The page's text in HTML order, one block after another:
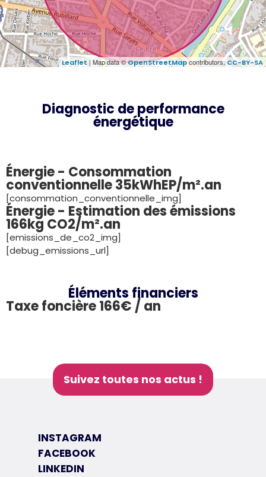
Leaflet | Map data ©OpenStreetMapcontributors,CC-BY-SA
Diagnostic de performance
énergétique
Énergie - Consommation
conventionnelle 35kWhEP/m².an
[consommation_conventionnelle_img]
Énergie - Estimation des émissions
166kg CO2/m².an
[emissions_de_co2_img]
[debug_emissions_url]
Éléments financiers
Taxe foncière 166€ / an
Suivez toutes nos actus !
INSTAGRAM
FACEBOOK
LINKEDIN